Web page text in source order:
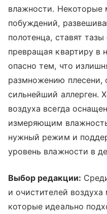
влажности. Некоторые
побуждений,
полотенца, ставят
превращая квартиру в
опасно тем, что
размножению плесени,
сильнейший аллерген.
воздуха всегда
измеряющим
нужный режим и
уровень влажности в
Выбор редакции:
и очистителей
которые идеально